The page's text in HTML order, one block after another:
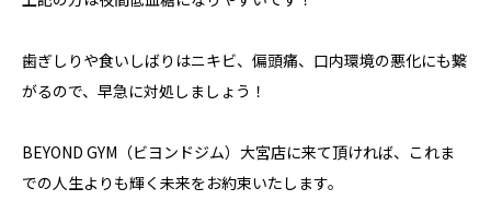
歯ぎしりや食いしばりはニキビ、偏頭痛、口内環境の悪化にも繋
がるので、早急に対処しましょう！
BEYOND GYM（ビヨンドジム）大宮店に来て頂ければ、これま
での人生よりも輝く未来をお約束いたします。